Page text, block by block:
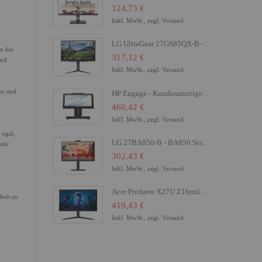
bis
und
zu
124,73 €
Inkl. MwSt., zzgl. Versand
LG UltraGear 27GS85QX-B - LED-Monitor - Gaming - 68.4 cm (27")
317,12 €
Inkl. MwSt., zzgl. Versand
460,42 €
Inkl. MwSt., zzgl. Versand
302,43 €
Inkl. MwSt., zzgl. Versand
Acer Predator X27U Z1bmiiprx - X Series - OLED-Monitor - Gaming - 68.6 cm (27")
419,43 €
Inkl. MwSt., zzgl. Versand